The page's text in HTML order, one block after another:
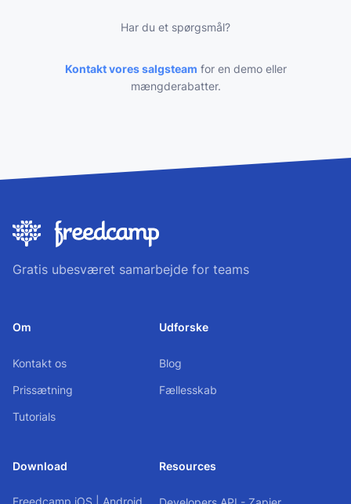
Har du et spørgsmål?
Kontakt vores salgsteam for en demo eller
mængderabatter.
Gratis ubesværet samarbejde for teams
Om
Kontakt os
Prissætning
Tutorials
Udforske
Blog
Fællesskab
Download
Freedcamp iOS Android
Resources